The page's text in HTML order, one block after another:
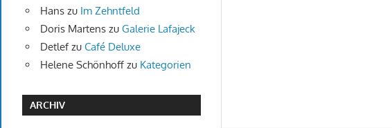
Hanszu Im Zehntfeld
Doris Martenszu Galerie Lafajeck
Detlefzu Café Deluxe
Helene Schönhoffzu Kategorien
ARCHIV